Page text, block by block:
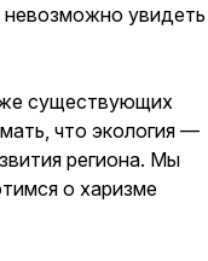
невозможно увидеть
существующих
что экология —
региона. Мы
о харизме